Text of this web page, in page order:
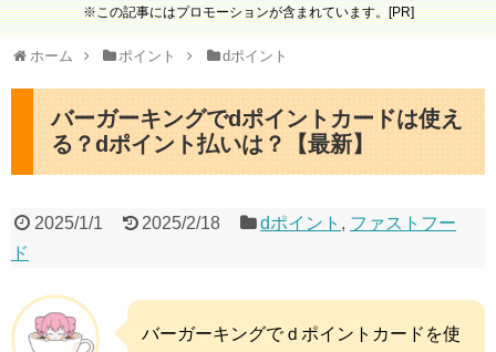
※この記事にはプロモーションが含まれています。[PR]
ホーム ポイント dポイント
バーガーキングでdポイントカードは使え
る？dポイント払いは？【最新】
2025/1/1 2025/2/18 dポイント , ファストフー
ド
バーガーキングでｄポイントカードを使